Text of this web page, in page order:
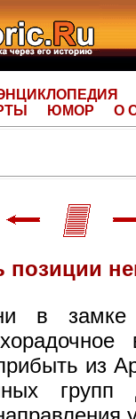
ЮМОР О
позиции
в замке
из
групп